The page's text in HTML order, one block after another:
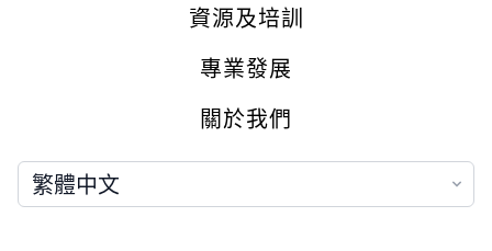
資源及培訓
專業發展
關於我們
語言